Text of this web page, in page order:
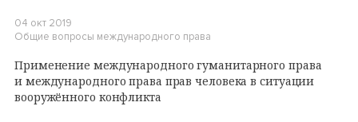
04 окт 2019
Общие вопросы международного права
Применение международного гуманитарного права
и международного права прав человека в ситуации
вооружённого конфликта